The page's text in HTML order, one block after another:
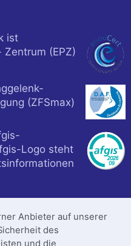
ist
(EPZ)
(ZFSmax)
Logo steht
Anbieter auf unserer
des
und die